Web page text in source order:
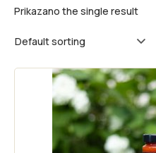
Prikazano the single result